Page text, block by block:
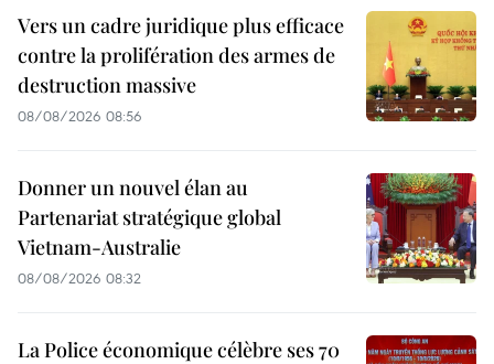
Vers un cadre juridique plus efficace
contre la prolifération des armes de
destruction massive
08/08/2026 08:56
Donner un nouvel élan au
Partenariat stratégique global
Vietnam-Australie
08/08/2026 08:32
La Police économique célèbre ses 70